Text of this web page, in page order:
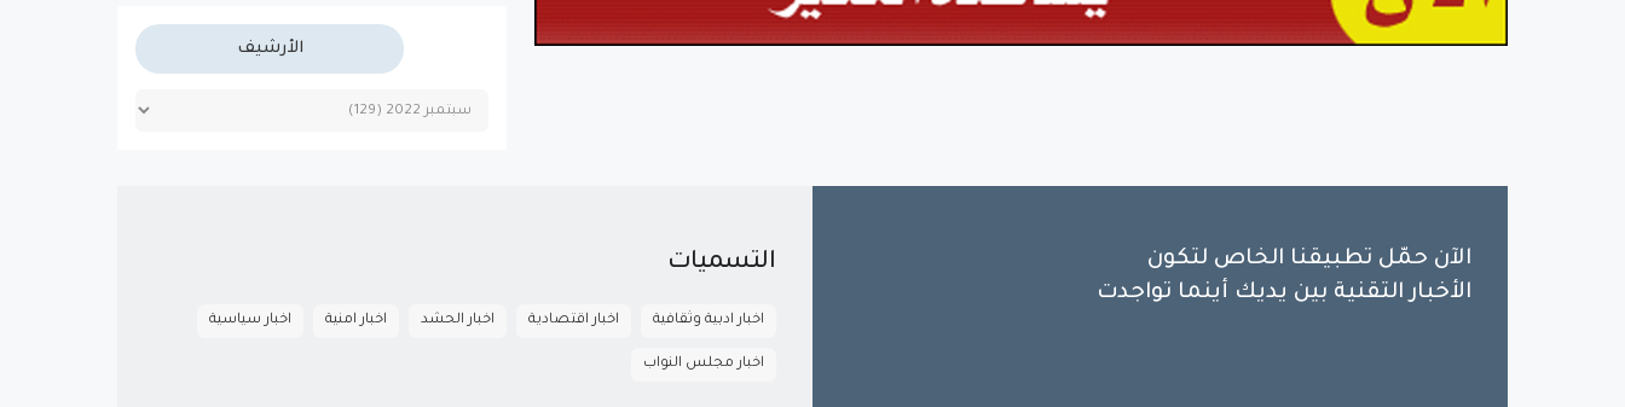
الأرشيف
الآن حمّل تطبيقنا الخاص لتكون
الأخبار التقنية بين يديك أينما تواجدت
التسميات
اخبار ادبية وثقافية اخبار اقتصادية اخبار الحشد اخبار امنية اخبار سياسية
اخبار مجلس النواب